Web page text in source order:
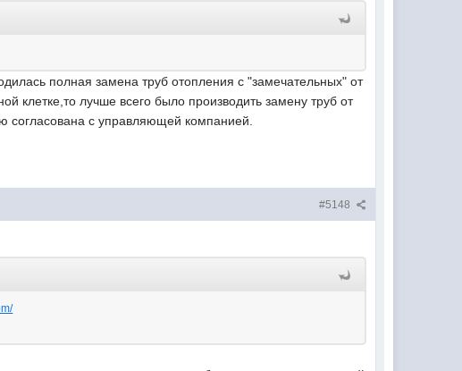
полная замена труб отопления с "замечательных" от
клетке,то лучше всего было производить замену труб от
согласована с управляющей компанией.
#5148